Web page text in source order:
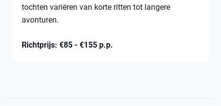
tochten variëren van korte ritten tot langere
avonturen.
Richtprijs: €85 - €155 p.p.